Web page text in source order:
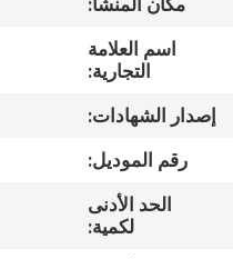
معلومات
جولة
مكان المنشأ:
اسم العلامة
التجارية:
إصدار الشهادات:
رقم الموديل:
الحد الأدنى
لكمية: